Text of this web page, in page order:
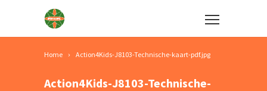
Home Action4Kids-J8103-Technische-kaart-pdf.jpg
Action4Kids-J8103-Technische-